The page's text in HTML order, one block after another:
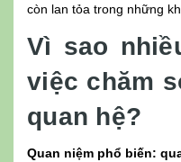
còn lan tỏa trong những
Vì sao
việc chăm
quan hệ?
Quan niệm phổ biến: